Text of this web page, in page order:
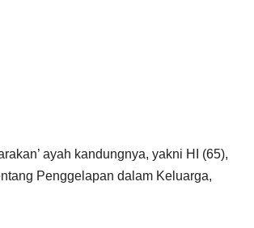
ayah kandungnya, yakni HI (65),
Penggelapan dalam Keluarga,